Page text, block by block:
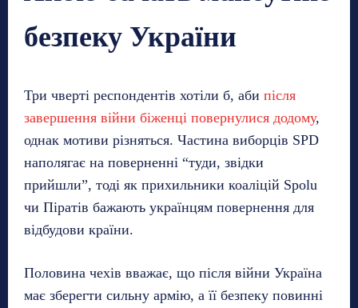
безпеку України
Три чверті респондентів хотіли б, аби після
завершення війни біженці повернулися додому,
однак мотиви різняться. Частина виборців SPD
наполягає на поверненні “туди, звідки
прийшли”, тоді як прихильники коаліцій Spolu
чи Піратів бажають українцям повернення для
відбудови країни.
Половина чехів вважає, що після війни Україна
має зберегти сильну армію, а її безпеку повинні